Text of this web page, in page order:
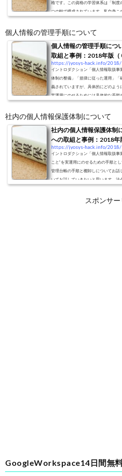
格です。この資格の学習体系は「制度
つの軸で構成されています。私自身
す。前回までの話で法律を中心とした
はどうすればいいのか具体的なイ...
個人情報の管理手順について
個人情報の管理手順につ
取組と事例：2018年版（
https://jyosys-hack.info/
イントロダクション「個人情報取扱
体制の整備」「規律に従った運用」「
義されていますが、具体的にどのよう
実運用にのせるためには具体的な手順
管理について個人情報を台帳管理する
そもそも保有している個人情報...
社内の個人情報保護体制について
社内の個人情報保護体制
への取組と事例：2018年
https://jyosys-hack.info/
イントロダクション「個人情報取扱事
こと”を実運用にのせるための手順と
管理台帳の手順と棚卸しについてお
いてお話していきたいと思います。法
うには、誰がどのような役割を果た
なる役割を個人情報保護法第３条...
スポンサー
GoogleWorkspace14日間無